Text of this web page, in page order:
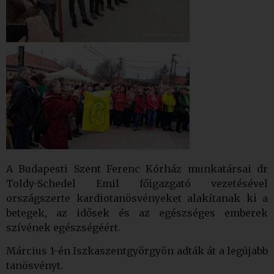
A Budapesti Szent Ferenc Kórház munkatársai dr
Toldy-Schedel Emil főigazgató vezetésével
országszerte kardiotanösvényeket alakítanak ki a
betegek, az idősek és az egészséges emberek
szívének egészségéért.
Március 1-én Iszkaszentgyörgyön adták át a legújabb
tanösvényt.